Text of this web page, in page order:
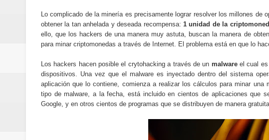
Lo complicado de la minería es precisamente lograr resolver los millones de
obtener la tan anhelada y deseada recompensa: 1 unidad de la
ello, que los hackers de una manera muy astuta, buscan la manera de
para minar criptomonedas a través de Internet. El problema está en que lo
Los hackers hacen posible el crytohacking a través de un malwareel cual es
dispositivos. Una vez que el malware es inyectado dentro del sistema
aplicación que lo contiene, comienza a realizar los cálculos para minar una
tipo de malware, a la fecha, está incluido en cientos de aplicaciones que
Google, y en otros cientos de programas que se distribuyen de manera